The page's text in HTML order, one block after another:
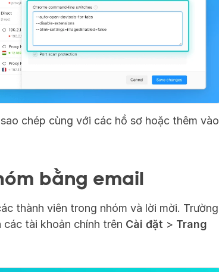
chép cùng với các hồ sơ hoặc thêm vào
bằng email
thành viên trong nhóm và lời mời. Trường
tài khoản chính trên Cài đặt > Trang